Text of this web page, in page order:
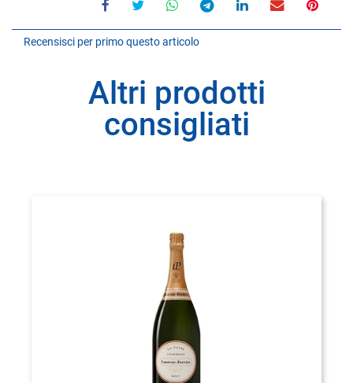
Recensisci per primo questo articolo
Altri prodotti
consigliati